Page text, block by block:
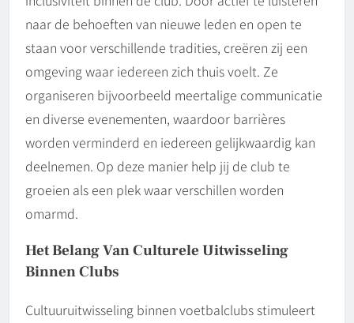
naar de behoeften van nieuwe leden en open te
staan voor verschillende tradities, creëren zij een
omgeving waar iedereen zich thuis voelt. Ze
organiseren bijvoorbeeld meertalige communicatie
en diverse evenementen, waardoor barrières
worden verminderd en iedereen gelijkwaardig kan
deelnemen. Op deze manier help jij de club te
groeien als een plek waar verschillen worden
omarmd.
Het Belang Van Culturele Uitwisseling
Binnen Clubs
Cultuuruitwisseling binnen voetbalclubs stimuleert